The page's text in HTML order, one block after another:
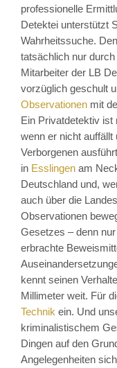
professionelle
Detektei unterstützt
Wahrheitssuche.
tatsächlich nur
Mitarbeiter der LB
vorzüglich geschult
Observationen mit
Ein Privatdetektiv ist
wenn er nicht
Verborgenen
in Esslingen am
Deutschland und,
auch über die
Observationen
Gesetzes – denn
erbrachte
kennt seinen
Millimeter weit. Für
Technik ein. Und
kriminalistischem
Dingen auf den
Angelegenheiten